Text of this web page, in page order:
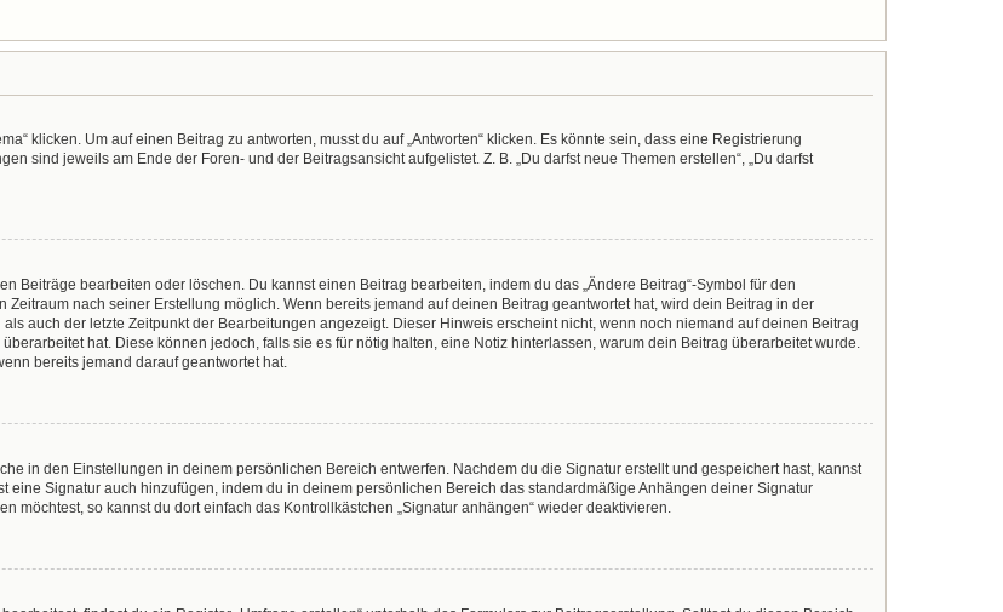
klicken. Um auf einen Beitrag zu antworten, musst du auf „Antworten“ klicken. Es könnte sein, dass eine Registrierung
sind jeweils am Ende der Foren- und der Beitragsansicht aufgelistet. Z. B. „Du darfst neue Themen erstellen“, „Du darfst
Beiträge bearbeiten oder löschen. Du kannst einen Beitrag bearbeiten, indem du das „Ändere Beitrag“-Symbol für den
nach seiner Erstellung möglich. Wenn bereits jemand auf deinen Beitrag geantwortet hat, wird dein Beitrag in der
auch der letzte Zeitpunkt der Bearbeitungen angezeigt. Dieser Hinweis erscheint nicht, wenn noch niemand auf deinen Beitrag
hat. Diese können jedoch, falls sie es für nötig halten, eine Notiz hinterlassen, warum dein Beitrag überarbeitet wurde.
bereits jemand darauf geantwortet hat.
in den Einstellungen in deinem persönlichen Bereich entwerfen. Nachdem du die Signatur erstellt und gespeichert hast, kannst
eine Signatur auch hinzufügen, indem du in deinem persönlichen Bereich das standardmäßige Anhängen deiner Signatur
so kannst du dort einfach das Kontrollkästchen „Signatur anhängen“ wieder deaktivieren.